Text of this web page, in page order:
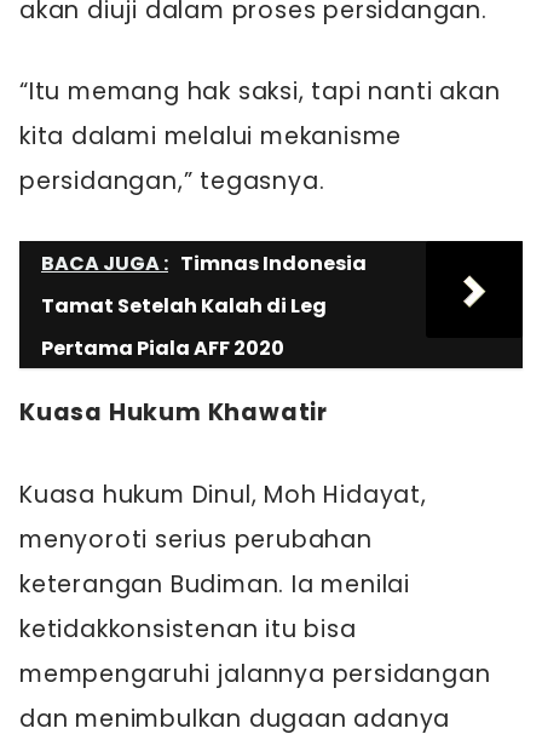
akan diuji dalam proses persidangan.
“Itu memang hak saksi, tapi nanti akan
kita dalami melalui mekanisme
persidangan,” tegasnya.
BACA JUGA : Timnas Indonesia
Tamat Setelah Kalah di Leg
Pertama Piala AFF 2020
Kuasa Hukum Khawatir
Kuasa hukum Dinul, Moh Hidayat,
menyoroti serius perubahan
keterangan Budiman. Ia menilai
ketidakkonsistenan itu bisa
mempengaruhi jalannya persidangan
dan menimbulkan dugaan adanya